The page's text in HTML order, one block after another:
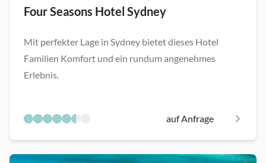
Four Seasons Hotel Sydney
Mit perfekter Lage in Sydney bietet dieses Hotel
Familien Komfort und ein rundum angenehmes
Erlebnis.
auf Anfrage